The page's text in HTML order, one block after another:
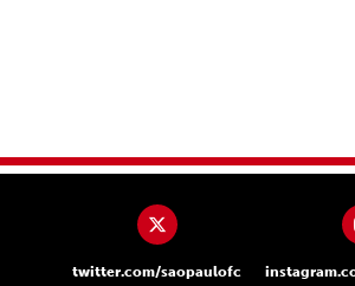
twitter.com/saopaulofc